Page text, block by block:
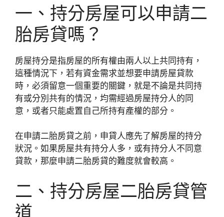
一、持分房屋可以申請二
胎房貸嗎？
房屋持分是指房屋的所有權由兩人以上共同持有，
這種情況下，若有資金需求並想要申請房屋貸款
時，必須留意一個重要的關鍵，就是不論是共同持
有或分別共有的情況，均需經過房屋持分人的同
意，或者只能處置自己所持有產權的部分。
在申請二胎房貸之前，申貸人應先了解房屋的持分
狀況。如果房屋共有持分人多，或有持分人不同意
貸款，那麼申請二胎房貸的難度就會較高。
二、持分房屋二胎房貸管
道